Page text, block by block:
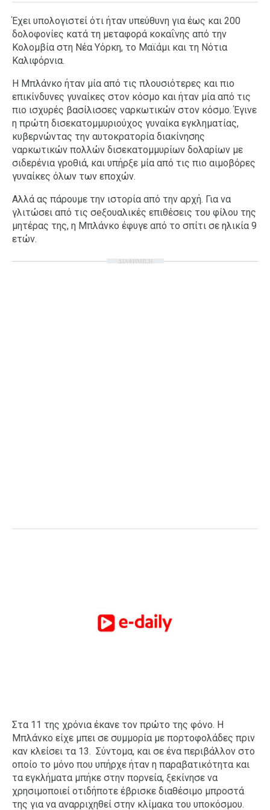
Έχει υπολογιστεί ότι ήταν υπεύθυνη για έως και 200
δολοφονίες κατά τη μεταφορά κοκαΐνης από την
Κολομβία στη Νέα Υόρκη, το Μαϊάμι και τη Νότια
Καλιφόρνια.
H Μπλάνκο ήταν μία από τις πλουσιότερες και πιο
επικίνδυνες γυναίκες στον κόσμο και ήταν μία από τις
πιο ισχυρές βασίλισσες ναρκωτικών στον κόσμο. Έγινε
η πρώτη δισεκατομμυριούχος γυναίκα εγκληματίας,
κυβερνώντας την αυτοκρατορία διακίνησης
ναρκωτικών πολλών δισεκατομμυρίων δολαρίων με
σιδερένια γροθιά, και υπήρξε μία από τις πιο αιμοβόρες
γυναίκες όλων των εποχών.
Αλλά ας πάρουμε την ιστορία από την αρχή. Για να
γλιτώσει από τις σeξουαλικές επιθέσεις του φίλου της
μητέρας της, η Μπλάνκο έφυγε από το σπίτι σε ηλικία 9
ετών.
ΔΙΑΦΗΜΙΣΗ
Στα 11 της χρόνια έκανε τον πρώτο της φόνο. Η
Μπλάνκο είχε μπει σε συμμορία με πορτοφολάδες πριν
καν κλείσει τα 13. Σύντομα, και σε ένα περιβάλλον στο
οποίο το μόνο που υπήρχε ήταν η παραβατικότητα και
τα εγκλήματα μπήκε στην πορνεία, ξεκίνησε να
χρησιμοποιεί οτιδήποτε έβρισκε διαθέσιμο μπροστά
της για να αναρριχηθεί στην κλίμακα του υποκόσμου.